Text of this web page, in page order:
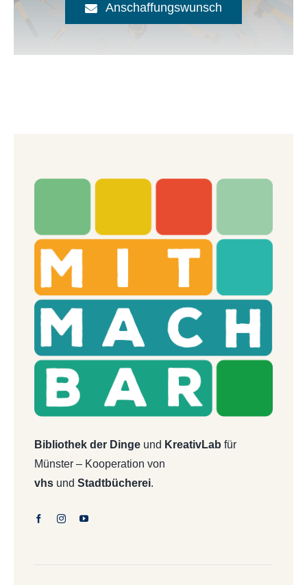
Anschaffungswunsch
Bibliothek der Dingeund KreativLab für
Münster – Kooperation von
vhsund Stadtbücherei.